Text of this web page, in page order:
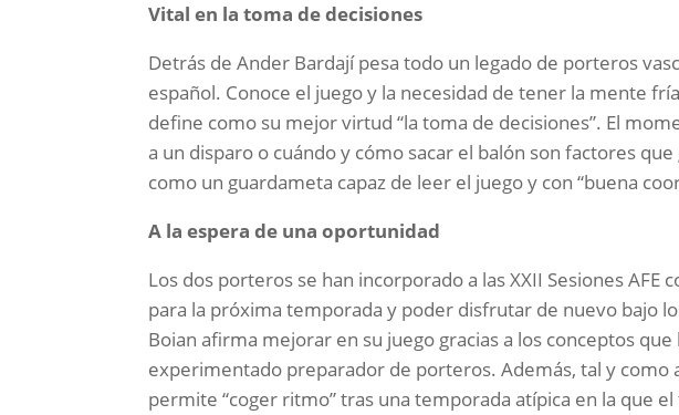
Vital en la toma de decisiones
Detrás de Ander Bardají pesa todo un legado de porteros
español. Conoce el juego y la necesidad de tener la mente
define como su mejor virtud “la toma de decisiones”. El
a un disparo o cuándo y cómo sacar el balón son factores
como un guardameta capaz de leer el juego y con “buena
A la espera de una oportunidad
Los dos porteros se han incorporado a las XXII Sesiones
para la próxima temporada y poder disfrutar de nuevo bajo
Boian afirma mejorar en su juego gracias a los conceptos
experimentado preparador de porteros. Además, tal y como
permite “coger ritmo” tras una temporada atípica en la que